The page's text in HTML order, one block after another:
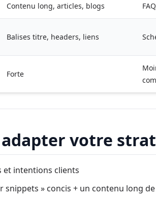
Contenu long, articles, blogs
Balises titre, headers, liens
Forte
votre
et intentions clients
snippets » concis + un contenu long